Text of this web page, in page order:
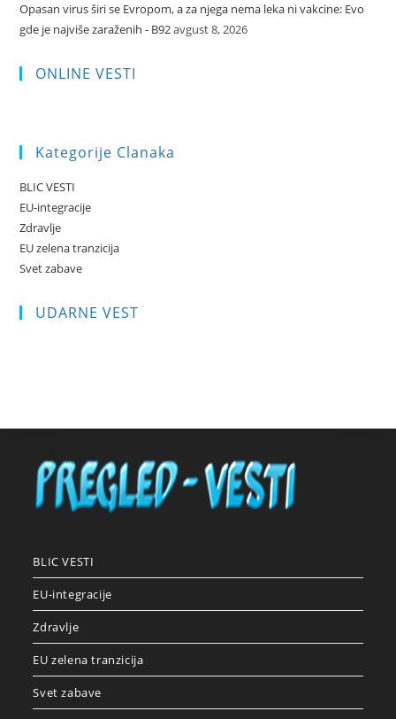
Opasan virus širi se Evropom, a za njega nema leka ni vakcine: Evo
gde je najviše zaraženih - B92avgust 8, 2026
ONLINE VESTI
Kategorije Clanaka
BLIC VESTI
EU-integracije
Zdravlje
EU zelena tranzicija
Svet zabave
UDARNE VEST
BLIC VESTI
EU-integracije
Zdravlje
EU zelena tranzicija
Svet zabave